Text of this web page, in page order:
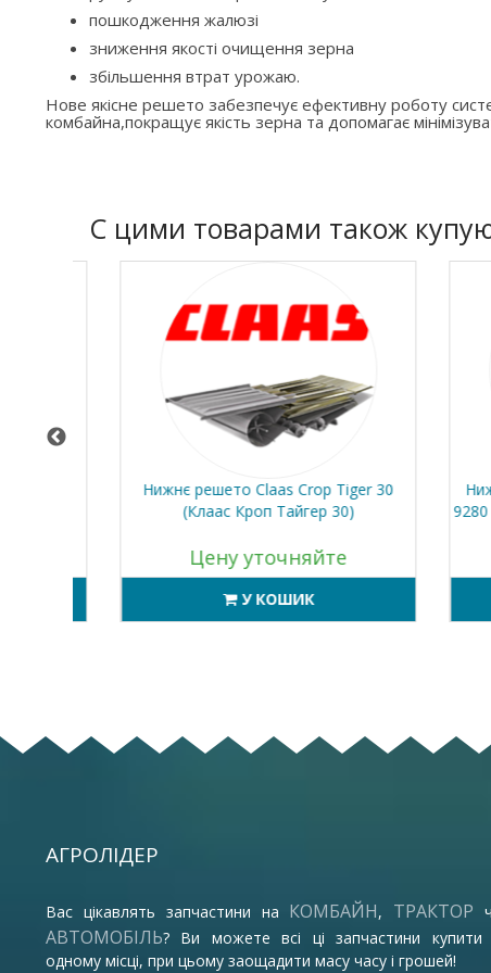
пошкодження жалюзі
зниження якості очищення зерна
збільшення втрат урожаю.
Нове якісне решето забезпечує ефективну роботу
комбайна,покращує якість зерна та допомагає
C цими товарами також
Нижнє решето Claas Crop Tiger 30
(Клаас Кроп Тайгер 30)
Цену уточняйте
У КОШИК
9280
АГРОЛІДЕР
Вас цікавлять запчастини на КОМБАЙН, ТРАКТОР
АВТОМОБІЛЬ? Ви можете всі ці запчастини купити
одному місці, при цьому заощадити масу часу і грошей!